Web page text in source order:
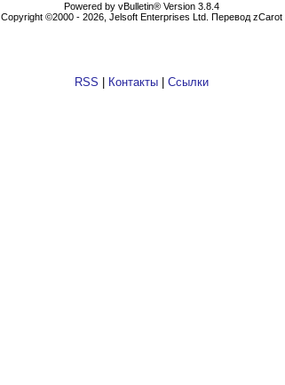
Powеrеd by vВullеtin® Version 3.8.4
Copyright ©2000 - 2026, Jеlsоft Entеrprises Ltd. Перевод zCarot
RSS
Контакты| Ссылки